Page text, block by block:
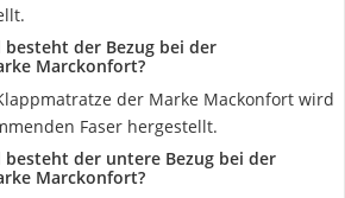
der Bezug bei der
Marckonfort?
der Marke Mackonfort wird
Faser hergestellt.
der untere Bezug bei der
Marckonfort?